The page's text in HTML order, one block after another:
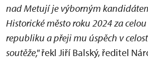
nad Metují je výborným
Historické město roku 2024 za celou
republiku a přeji mu úspěch v
soutěže,"řekl Jiří Balský, ředitel